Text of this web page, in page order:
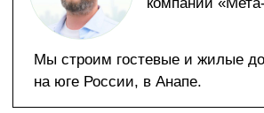
Ниже — пошаговый план, как можно зарабатывать
деньги на гостевых домах:
Забрать план